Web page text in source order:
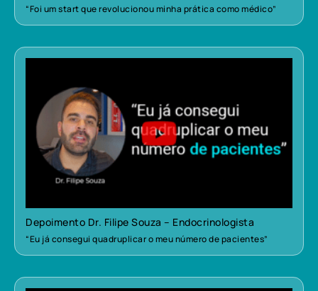
“Foi um start que revolucionou minha prática como médico”
Depoimento Dr. Filipe Souza – Endocrinologista
“Eu já consegui quadruplicar o meu número de pacientes”